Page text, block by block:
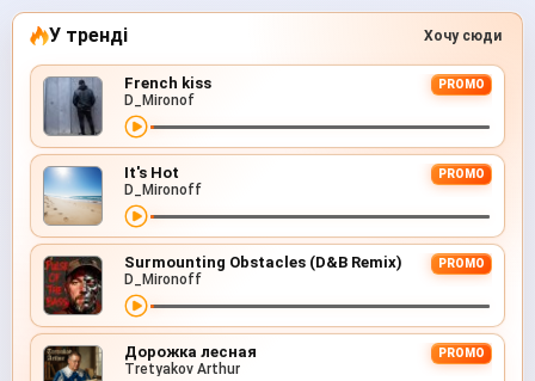
У тренді Хочу сюди
French kiss PROMO
D_Mironof
It's Hot PROMO
D_Mironoff
Surmounting Obstacles (D&B Remix) PROMO
D_Mironoff
Дорожка лесная PROMO
Tretyakov Arthur